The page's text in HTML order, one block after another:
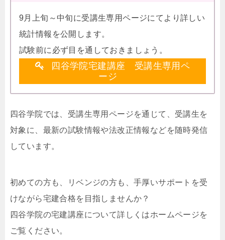
9月上旬～中旬に受講生専用ページにてより詳しい
統計情報を公開します。
試験前に必ず目を通しておきましょう。
四谷学院宅建講座 受講生専用ペ
ージ
四谷学院では、受講生専用ページを通じて、受講生を
対象に、最新の試験情報や法改正情報などを随時発信
しています。
初めての方も、リベンジの方も、手厚いサポートを受
けながら宅建合格を目指しませんか？
四谷学院の宅建講座について詳しくはホームページを
ご覧ください。